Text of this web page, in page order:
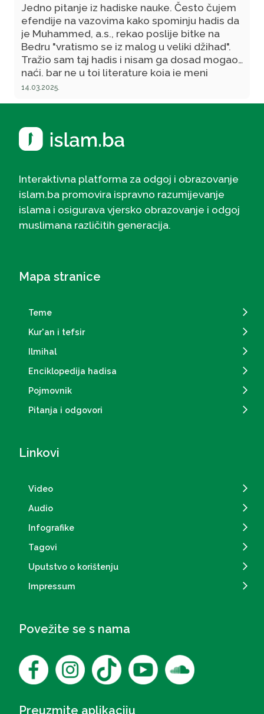
namaz, ne bi trebalo da ga nije obavio u ime
Allaha, dž. š., jer ga tada niko ne vidi. Zašto
u ovakvom slučaju namaz može biti
neprimljen?
Jedno pitanje iz hadiske nauke. Često čujem
efendije na vazovima kako spominju hadis da
je Muhammed, a.s., rekao poslije bitke na
Bedru "vratismo se iz malog u veliki džihad".
Tražio sam taj hadis i nisam ga dosad mogao
naći, bar ne u toj literature koja je meni
dostupna, tako da sam se na kraju
nije rekao.
14.03.2025.
Interaktivna platforma za odgoj i obrazovanje
islam.ba promovira ispravno razumijevanje
islama i osigurava vjersko obrazovanje i odgoj
muslimana različitih generacija.
Mapa stranice
Teme
Kur'an i tefsir
Ilmihal
Enciklopedija hadisa
Pojmovnik
Pitanja i odgovori
Linkovi
Video
Audio
Infografike
Tagovi
Uputstvo o korištenju
Impressum
Povežite se s nama
Preuzmite aplikaciju